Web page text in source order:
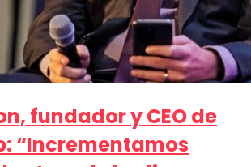
fundador y CEO de
“Incrementamos